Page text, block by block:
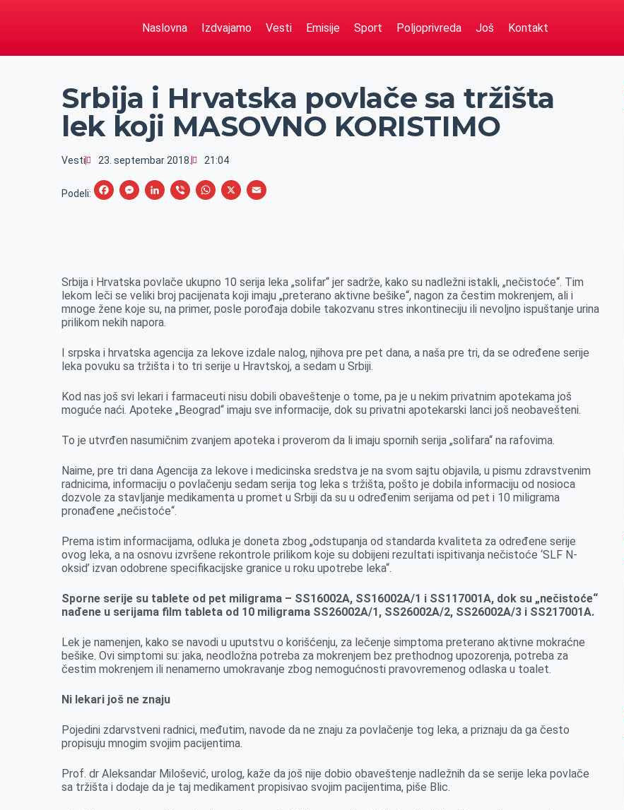
Naslovna Izdvajamo Vesti Emisije Sport Poljoprivreda Još Kontakt
Srbija i Hrvatska povlače sa tržišta
lek koji MASOVNO KORISTIMO
Vesti 23. septembar 2018. 21:04
Podeli:
F
o
o
k
M
n
g
e
r
L
d
I
n
V
W
A
p
X
Srbija i Hrvatska povlače ukupno 10 serija leka „solifar“ jer sadrže, kako su nadležni istakli, „nečistoće“. Tim
lekom leči se veliki broj pacijenata koji imaju „preterano aktivne bešike“, nagon za čestim mokrenjem, ali i
mnoge žene koje su, na primer, posle porođaja dobile takozvanu stres inkontineciju ili nevoljno ispuštanje urina
prilikom nekih napora.
I srpska i hrvatska agencija za lekove izdale nalog, njihova pre pet dana, a naša pre tri, da se određene serije
leka povuku sa tržišta i to tri serije u Hravtskoj, a sedam u Srbiji.
Kod nas još svi lekari i farmaceuti nisu dobili obaveštenje o tome, pa je u nekim privatnim apotekama još
moguće naći. Apoteke „Beograd“ imaju sve informacije, dok su privatni apotekarski lanci još neobavešteni.
To je utvrđen nasumičnim zvanjem apoteka i proverom da li imaju spornih serija „solifara“ na rafovima.
Naime, pre tri dana Agencija za lekove i medicinska sredstva je na svom sajtu objavila, u pismu zdravstvenim
radnicima, informaciju o povlačenju sedam serija tog leka s tržišta, pošto je dobila informaciju od nosioca
dozvole za stavljanje medikamenta u promet u Srbiji da su u određenim serijama od pet i 10 miligrama
pronađene „nečistoće“.
Prema istim informacijama, odluka je doneta zbog „odstupanja od standarda kvaliteta za određene serije
ovog leka, a na osnovu izvršene rekontrole prilikom koje su dobijeni rezultati ispitivanja nečistoće ‘SLF N-
oksid’ izvan odobrene specifikacijske granice u roku upotrebe leka“.
Sporne serije su tablete od pet miligrama – SS16002A, SS16002A/1 i SS117001A, dok su „nečistoće“
nađene u serijama film tableta od 10 miligrama SS26002A/1, SS26002A/2, SS26002A/3 i SS217001A.
Lek je namenjen, kako se navodi u uputstvu o korišćenju, za lečenje simptoma preterano aktivne mokraćne
bešike. Ovi simptomi su: jaka, neodložna potreba za mokrenjem bez prethodnog upozorenja, potreba za
čestim mokrenjem ili nenamerno umokravanje zbog nemogućnosti pravovremenog odlaska u toalet.
Ni lekari još ne znaju
Pojedini zdarvstveni radnici, međutim, navode da ne znaju za povlačenje tog leka, a priznaju da ga često
propisuju mnogim svojim pacijentima.
Prof. dr Aleksandar Milošević, urolog, kaže da još nije dobio obaveštenje nadležnih da se serije leka povlače
sa tržišta i dodaje da je taj medikament propisivao svojim pacijentima, piše Blic.